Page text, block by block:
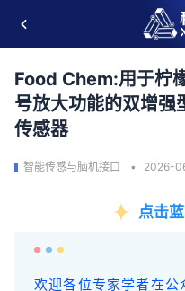
Food Chem:用于柠
号放大功能的双增强
传感器
智能传感与脑机接口 2026-
点击
欢迎各位专家学者在公